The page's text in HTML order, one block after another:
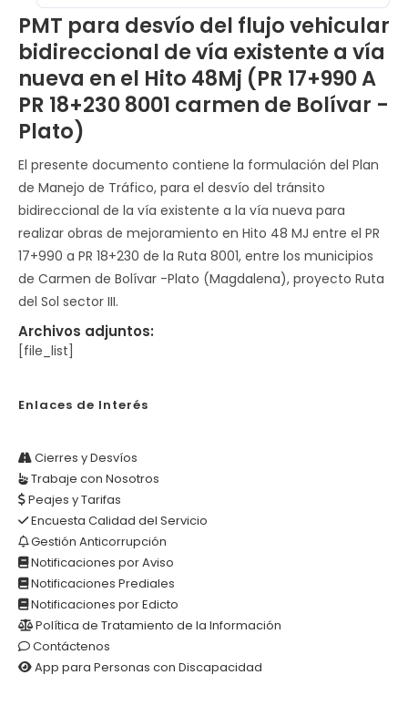
PMT para desvío del flujo vehicular
bidireccional de vía existente a vía
nueva en el Hito 48Mj (PR 17+990 A
PR 18+230 8001 carmen de Bolívar -
Plato)
El presente documento contiene la formulación del Plan
de Manejo de Tráfico, para el desvío del tránsito
bidireccional de la vía existente a la vía nueva para
realizar obras de mejoramiento en Hito 48 MJ entre el PR
17+990 a PR 18+230 de la Ruta 8001, entre los municipios
de Carmen de Bolívar -Plato (Magdalena), proyecto Ruta
del Sol sector III.
Archivos adjuntos:
[file_list]
Enlaces de Interés
Cierres y Desvíos
Trabaje con Nosotros
Peajes y Tarifas
Encuesta Calidad del Servicio
Gestión Anticorrupción
Notificaciones por Aviso
Notificaciones Prediales
Notificaciones por Edicto
Política de Tratamiento de la Información
Contáctenos
App para Personas con Discapacidad